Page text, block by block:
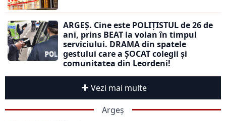
ARGEȘ. Cine este POLIȚISTUL de 26 de
ani, prins BEAT la volan în timpul
serviciului. DRAMA din spatele
gestului care a ȘOCAT colegii și
comunitatea din Leordeni!
Vezi mai multe
Argeș